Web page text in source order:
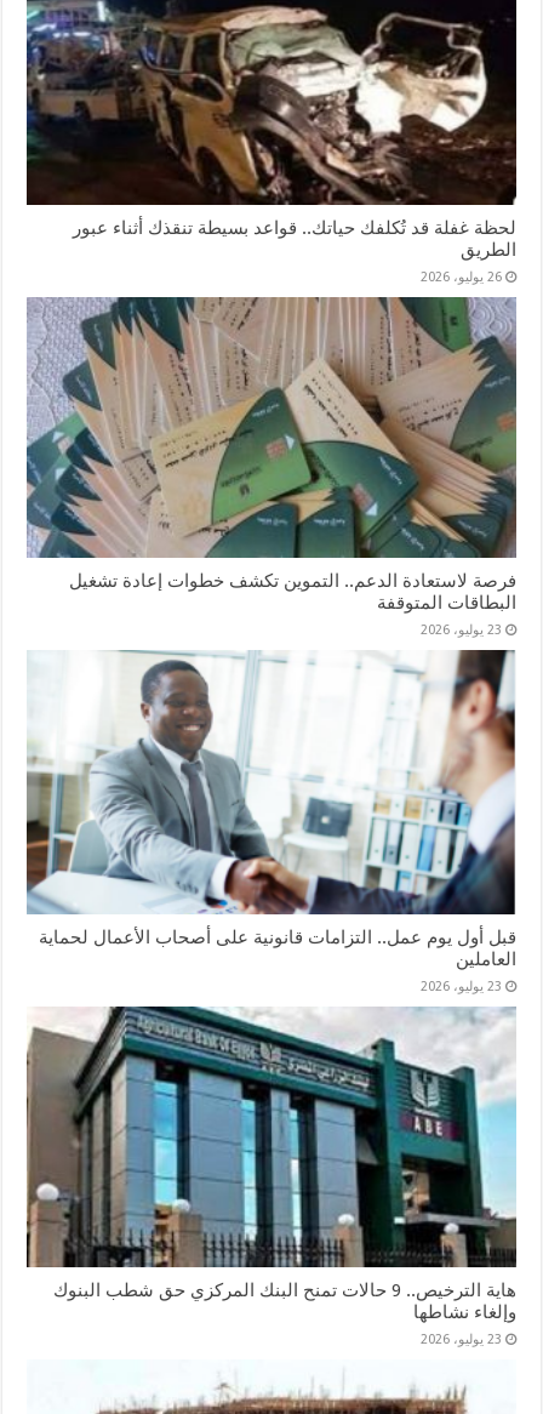
لحظة غفلة قد تُكلفك حياتك.. قواعد بسيطة تنقذك أثناء عبور
الطريق
26 يوليو، 2026
فرصة لاستعادة الدعم.. التموين تكشف خطوات إعادة تشغيل
البطاقات المتوقفة
23 يوليو، 2026
قبل أول يوم عمل.. التزامات قانونية على أصحاب الأعمال لحماية
العاملين
23 يوليو، 2026
هاية الترخيص.. 9 حالات تمنح البنك المركزي حق شطب البنوك
وإلغاء نشاطها
23 يوليو، 2026